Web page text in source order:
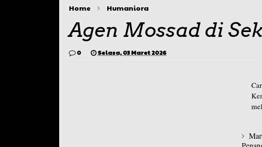
Home Humaniora
Agen Mossad di
0 Selasa, 03 Maret 2026